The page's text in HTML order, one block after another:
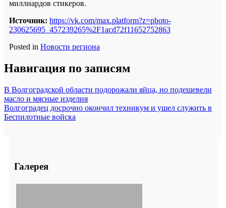
миллиардов стикеров.
Источник: https://vk.com/max.platform?z=photo-
230625695_457239265%2F1acd72f11652752863
Posted in Новости региона
Навигация по записям
В Волгоградской области подорожали яйца, но подешевели
масло и мясные изделия
Волгоградец досрочно окончил техникум и ушел служить в
Беспилотные войска
Галерея